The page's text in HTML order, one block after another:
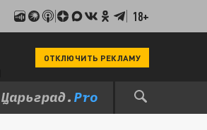
18+
ОТКЛЮЧИТЬ РЕКЛАМУ